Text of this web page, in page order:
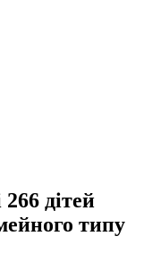
дітей
типу